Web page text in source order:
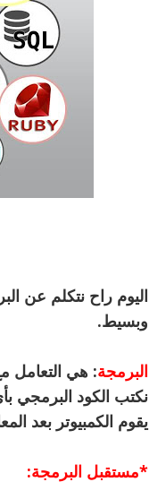
اليوم راح نتكلم عن
وبسيط.
البرمجة
نكتب الكود البرمجي
يقوم الكمبيوتر بعد
*مستقبل البرمجة: